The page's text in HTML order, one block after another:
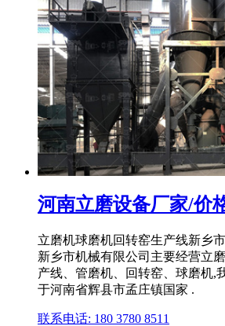
河南立磨设备厂家/价
立磨机球磨机回转窑生产线新乡
新乡市机械有限公司主要经营立
产线、管磨机、回转窑、球磨机,
于河南省辉县市孟庄镇国家 .
联系电话: 180 3780 8511